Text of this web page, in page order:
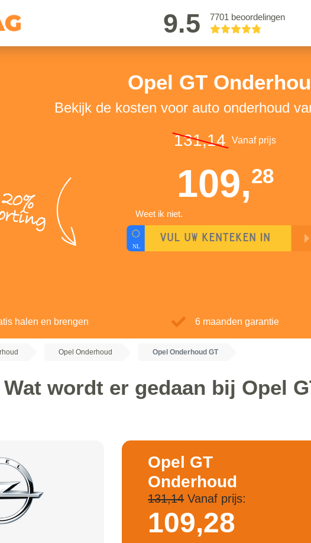
9.5 7701 beoordelingen
Opel GT
Bekijk de kosten voor auto onderhoud
20%
131,14 Vanaf prijs
109,28
Weet ik niet.
halen en brengen 6 maanden garantie
Opel Onderhoud Opel Onderhoud GT
Wat wordt er gedaan bij Opel
Opel GT
Onderhoud
131,14Vanaf prijs:
109,28